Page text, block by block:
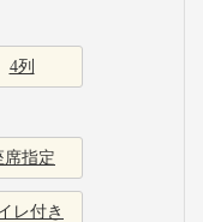
4列
席指定
レ付き